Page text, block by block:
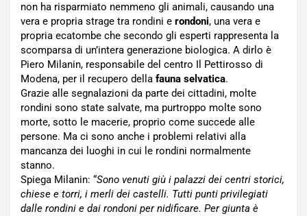
non ha risparmiato nemmeno gli animali, causando una
vera e propria strage tra rondini e rondoni, una vera e
propria ecatombe che secondo gli esperti rappresenta la
scomparsa di un’intera generazione biologica. A dirlo è
Piero Milanin, responsabile del centro Il Pettirosso di
Modena, per il recupero della fauna selvatica.
Grazie alle segnalazioni da parte dei cittadini, molte
rondini sono state salvate, ma purtroppo molte sono
morte, sotto le macerie, proprio come succede alle
persone. Ma ci sono anche i problemi relativi alla
mancanza dei luoghi in cui le rondini normalmente
stanno.
Spiega Milanin: “Sono venuti giù i palazzi dei centri storici,
chiese e torri, i merli dei castelli. Tutti punti privilegiati
dalle rondini e dai rondoni per nidificare. Per giunta è